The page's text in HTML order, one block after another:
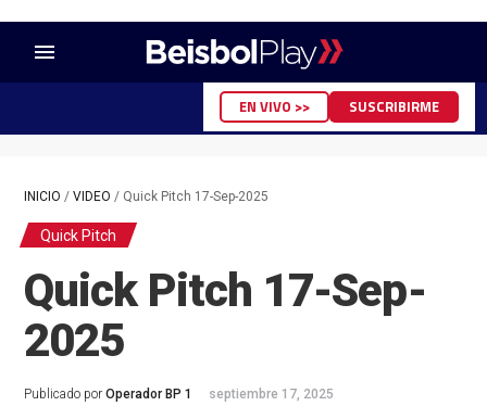
menu
EN VIVO >> SUSCRIBIRME
INICIO / VIDEO / Quick Pitch 17-Sep-2025
Quick Pitch
Quick Pitch 17-Sep-
2025
Publicado por Operador BP 1 septiembre 17, 2025